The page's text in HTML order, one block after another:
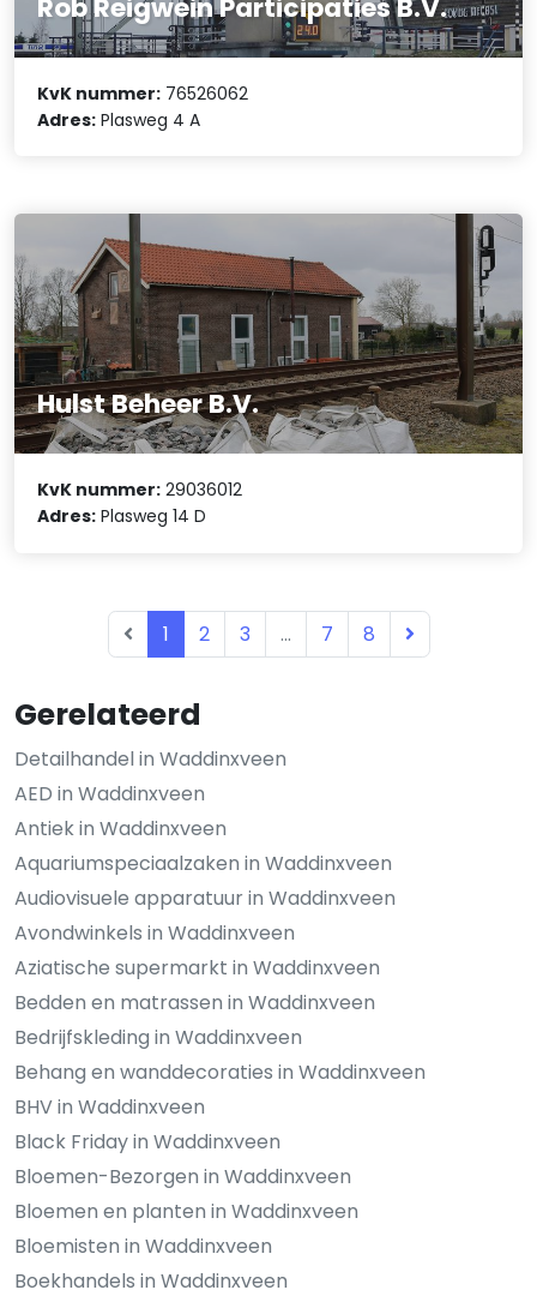
Gerelateerd
Detailhandel in Waddinxveen
AED in Waddinxveen
Antiek in Waddinxveen
Aquariumspeciaalzaken in Waddinxveen
Audiovisuele apparatuur in Waddinxveen
Avondwinkels in Waddinxveen
Aziatische supermarkt in Waddinxveen
Bedden en matrassen in Waddinxveen
Bedrijfskleding in Waddinxveen
Behang en wanddecoraties in Waddinxveen
BHV in Waddinxveen
Black Friday in Waddinxveen
Bloemen-Bezorgen in Waddinxveen
Bloemen en planten in Waddinxveen
Bloemisten in Waddinxveen
Boekhandels in Waddinxveen
KvK nummer: 76526062
Adres: Plasweg 4 A
Hulst Beheer B.V.
KvK nummer: 29036012
Adres: Plasweg 14 D
1 2 3 ... 7 8